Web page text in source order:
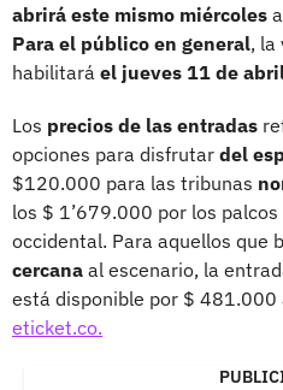
abrirá este mismo miércoles
Para el público en general, la
habilitará el jueves 11 de
Los precios de las entradas
opciones para disfrutar del
$120.000 para las tribunas
los $ 1’679.000 por los
occidental. Para aquellos que
cercana al escenario, la
está disponible por $ 481.000
eticket.co.